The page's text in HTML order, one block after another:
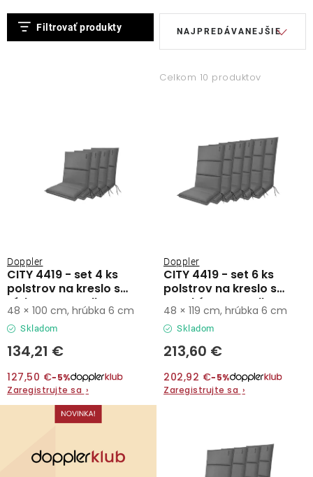
Dáždniky
O nás
Filtrovať produkty
V
ý
o
v
Celkom 10 produktov
R
e
k
t
o
v
NAJPREDÁVANEJŠIE
CITY 4419 - set 4 ks
polstrov na kreslo s
nízkym operadlom
Doppler
Skladom
134,21 €
127,50 €−5%
Zaregistrujte sa ›
48 × 100 cm, hrúbka 6 cm
CITY 4419 - set 6 ks
polstrov na kreslo s
vysokým operadlom
Doppler
Skladom
213,60 €
202,92 €−5%
Zaregistrujte sa ›
48 × 119 cm, hrúbka 6 cm